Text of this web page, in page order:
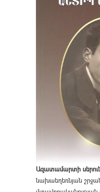
Ազատամարտի
նախաեղեռնյան